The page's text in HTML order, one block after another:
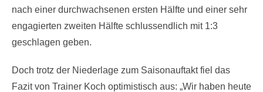
nach einer durchwachsenen ersten Hälfte und einer sehr
engagierten zweiten Hälfte schlussendlich mit 1:3
geschlagen geben.
Doch trotz der Niederlage zum Saisonauftakt fiel das
Fazit von Trainer Koch optimistisch aus: „Wir haben heute